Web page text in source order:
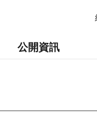
公開資訊